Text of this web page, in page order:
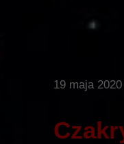
19 maja 2020